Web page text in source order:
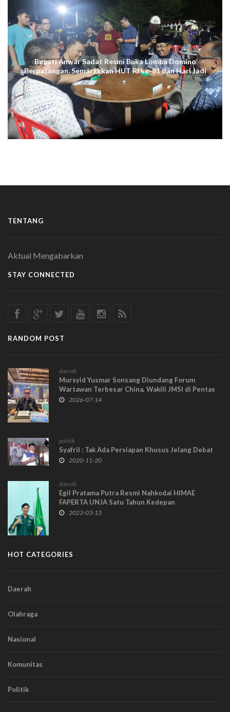
Bupati Anwar Sadat Resmi Buka Lomba Domino
Berpasangan, Semarakkan HUT RI ke-81 dan Hari Jadi
ke-61 Tanjab Barat
TENTANG
Aktual Mengabarkan
STAY CONNECTED
RANDOM POST
daerah
Mursyid Yusmar Sonsang Diundang Forum
Wartawan Terbesar China, Wakili JMSI di Pentas
Internasional
2026-07-14
politik
Syafril : Tak Ada Persiapan Khusus Jelang Debat
2020-11-20
daerah
Egil Pratama Putra Resmi Nahkodai HIMAE
FAPERTA UNJA Satu Tahun Kedepan
2023-03-13
HOT CATEGORIES
Daerah
Olahraga
Nasional
Komunitas
Politik